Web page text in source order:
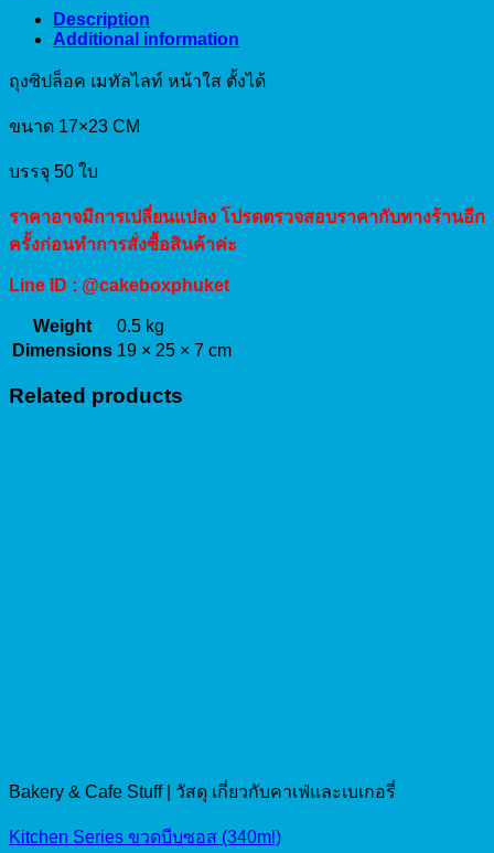
ลไลท์
หน้า
ใส
ได้
(50pcs)
Description
Additional information
ถุงซิปล็อค เมทัลไลท์ หน้าใส ตั้งได้
ขนาด 17×23 CM
บรรจุ 50 ใบ
ราคาอาจมีการเปลี่ยนแปลง โปรดตรวจสอบราคากับทางร้านอีก
ครั้งก่อนทำการสั่งซื้อสินค้าค่ะ
Line ID : @cakeboxphuket
Weight
0.5 kg
Dimensions 19 × 25 × 7 cm
Related products
Bakery & Cafe Stuff | วัสดุ เกี่ยวกับคาเฟ่และเบเกอรี่
Kitchen Series ขวดบีบซอส (340ml)